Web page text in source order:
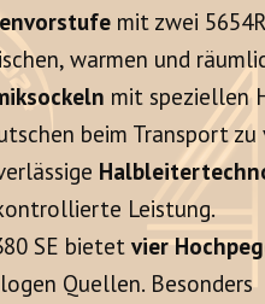
mit zwei
warmen und
mit speziellen
beim Transport zu
Leistung.
SE bietetvier
Quellen. Besonders